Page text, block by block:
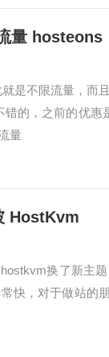
量 hosteons
是不限流量，而
的，之前的优惠
量
HostKvm
换了新主
快，对于做站的